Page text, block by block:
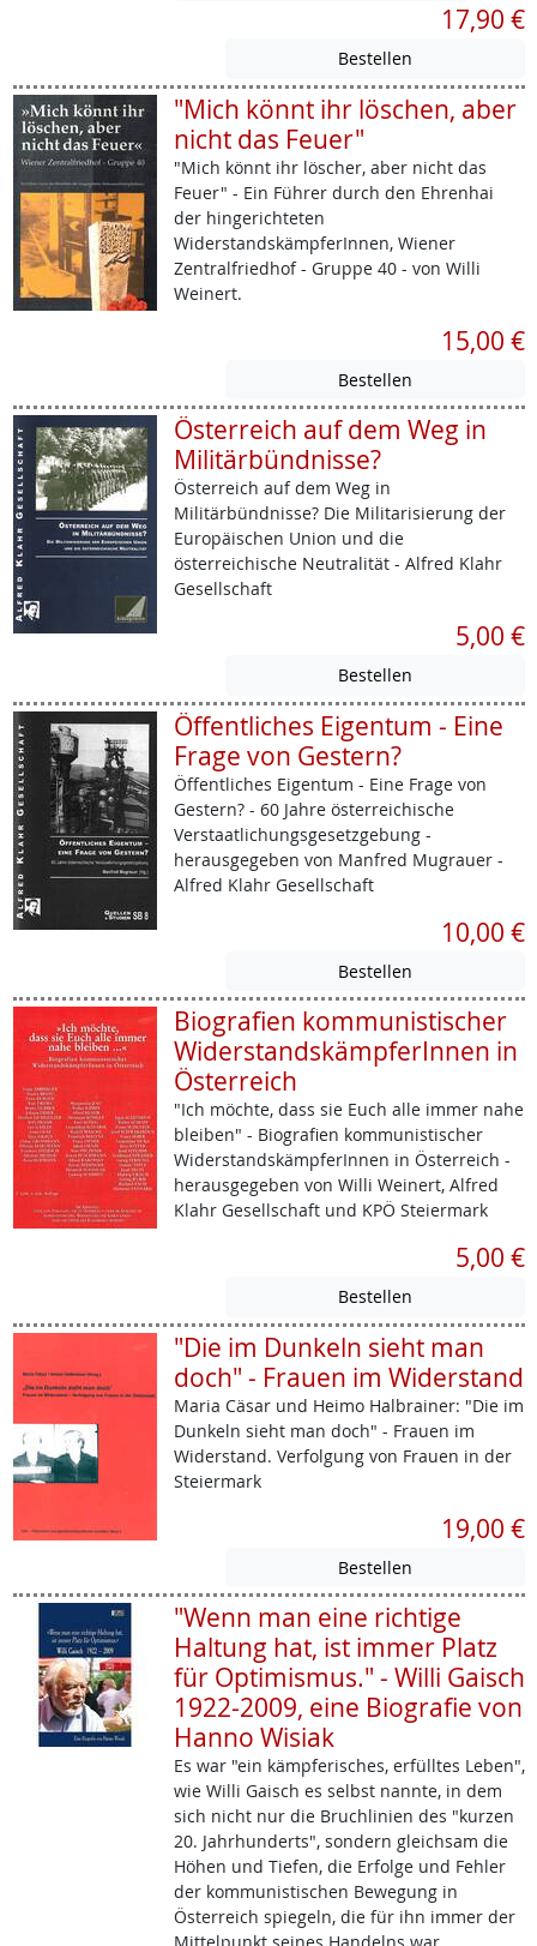
17,90 €
"Mich könnt ihr löschen, aber
nicht das Feuer"
"Mich könnt ihr löscher, aber nicht das
Feuer" - Ein Führer durch den Ehrenhai
der hingerichteten
WiderstandskämpferInnen, Wiener
Zentralfriedhof - Gruppe 40 - von Willi
Weinert.
15,00 €
Österreich auf dem Weg in
Militärbündnisse?
Österreich auf dem Weg in
Militärbündnisse? Die Militarisierung der
Europäischen Union und die
österreichische Neutralität - Alfred Klahr
Gesellschaft
5,00 €
Öffentliches Eigentum - Eine
Frage von Gestern?
Öffentliches Eigentum - Eine Frage von
Gestern? - 60 Jahre österreichische
Verstaatlichungsgesetzgebung -
herausgegeben von Manfred Mugrauer -
Alfred Klahr Gesellschaft
10,00 €
Biografien kommunistischer
WiderstandskämpferInnen in
Österreich
"Ich möchte, dass sie Euch alle immer nahe
bleiben" - Biografien kommunistischer
WiderstandskämpferInnen in Österreich -
herausgegeben von Willi Weinert, Alfred
Klahr Gesellschaft und KPÖ Steiermark
5,00 €
"Die im Dunkeln sieht man
doch" - Frauen im Widerstand
Maria Cäsar und Heimo Halbrainer: "Die im
Dunkeln sieht man doch" - Frauen im
Widerstand. Verfolgung von Frauen in der
Steiermark
19,00 €
"Wenn man eine richtige
Haltung hat, ist immer Platz
für Optimismus." - Willi Gaisch
1922-2009, eine Biografie von
Hanno Wisiak
Es war "ein kämpferisches, erfülltes Leben",
wie Willi Gaisch es selbst nannte, in dem
sich nicht nur die Bruchlinien des "kurzen
20. Jahrhunderts", sondern gleichsam die
Höhen und Tiefen, die Erfolge und Fehler
der kommunistischen Bewegung in
Österreich spiegeln, die für ihn immer der